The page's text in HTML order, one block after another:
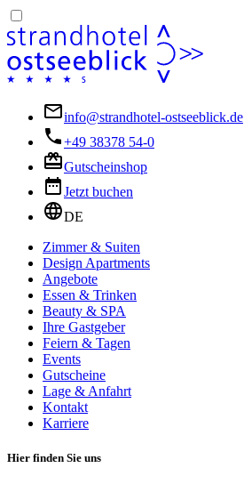
info@strandhotel-ostseeblick.de
+49 38378 54-0
Gutscheinshop
Jetzt buchen
DE
Zimmer & Suiten
Design Apartments
Angebote
Essen & Trinken
Beauty & SPA
Ihre Gastgeber
Feiern & Tagen
Events
Gutscheine
Lage & Anfahrt
Kontakt
Karriere
Hier finden Sie uns